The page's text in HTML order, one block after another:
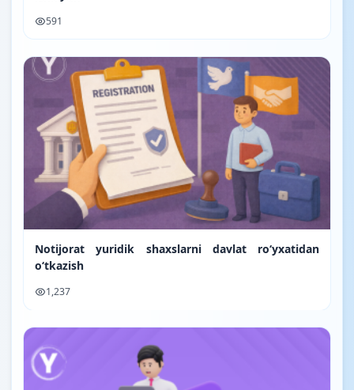
591
Notijorat yuridik shaxslarni davlat ro‘yxatidan
o‘tkazish
1,237